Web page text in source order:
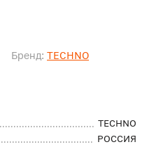
Бренд: TECHNO
TECHNO
РОССИЯ